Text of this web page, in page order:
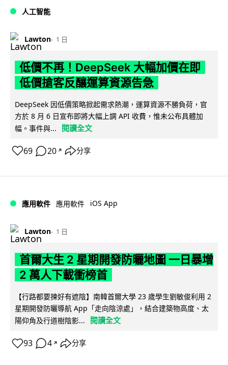
人工智能
Lawton 1 日
低價不再！DeepSeek 大幅加價在即
低價搶客反釀運算資源告急
DeepSeek 因低價策略掀起需求熱潮，運算資源不勝負荷，官
方於 8 月 6 日宣布即將大幅上調 API 收費，惟未公布具體加
幅。事件與...
閱讀全文
69 20 ↗ 分享
應用軟件 應用軟件 iOS App
Lawton 1 日
首爾大生 2 星期開發防曬地圖 一日暴增
2 萬人下載衝榜首
【行路都要揀好有遮陰】南韓首爾大學 23 歲學生劉敏俊利用 2
星期開發防曬導航 App「走向陰涼處」，結合建築物高度、太
陽仰角及行道樹陰影...
閱讀全文
93 4 ↗ 分享